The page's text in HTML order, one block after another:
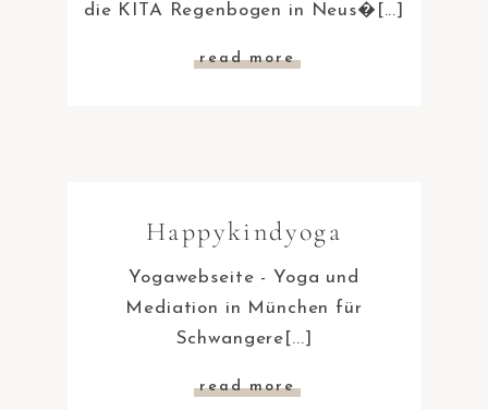
die KITA Regenbogen in Neus�[...]
read more
Happykindyoga
Yogawebseite - Yoga und
Mediation in München für
Schwangere[...]
read more